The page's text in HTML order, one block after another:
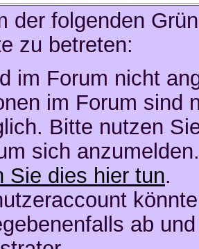
der folgenden
zu betreten:
im Forum nicht
im Forum sind
Bitte nutzen
sich
Sie dies hier tun.
ab